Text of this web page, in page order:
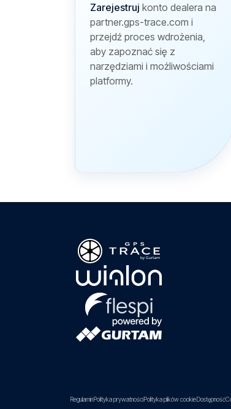
Zarejestruj konto dealera na
partner.gps-trace.com i
przejdź proces wdrożenia,
aby zapoznać się z
narzędziami i możliwościami
platformy.
RegulaminPolityka prywatnościPolityka plików cookieDostępność